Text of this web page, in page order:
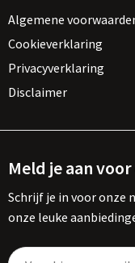
Algemene
Cookieverklaring
Privacyverklaring
Disclaimer
Meld je aan
Schrijf je in voor onze
onze leuke